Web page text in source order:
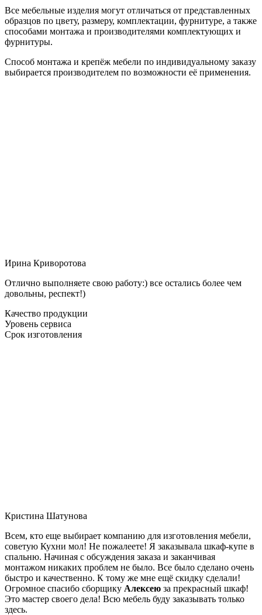
Все мебельные изделия могут отличаться от представленных
образцов по цвету, размеру, комплектации, фурнитуре, а также
способами монтажа и производителями комплектующих и
фурнитуры.
Способ монтажа и крепёж мебели по индивидуальному заказу
выбирается производителем по возможности её применения.
Ирина Криворотова
Отлично выполняете свою работу:) все остались более чем
довольны, респект!)
Качество продукции
Уровень сервиса
Срок изготовления
Кристина Шатунова
Всем, кто еще выбирает компанию для изготовления мебели,
советую Кухни мол! Не пожалеете! Я заказывала шкаф-купе в
спальню. Начиная с обсуждения заказа и заканчивая
монтажом никаких проблем не было. Все было сделано очень
быстро и качественно. К тому же мне ещё скидку сделали!
Огромное спасибо сборщику Алексею за прекрасный шкаф!
Это мастер своего дела! Всю мебель буду заказывать только
здесь.